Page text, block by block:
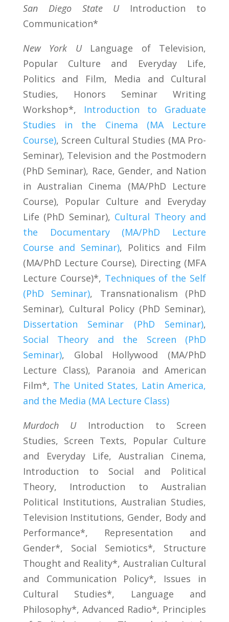
San Diego State UIntroduction to
Communication*
New York U Language of Television,
Popular Culture and Everyday Life,
Politics and Film, Media and Cultural
Studies, Honors Seminar Writing
Workshop*, Introduction to Graduate
Studies in the Cinema (MA Lecture
Course), Screen Cultural Studies (MA Pro-
Seminar), Television and the Postmodern
(PhD Seminar), Race, Gender, and Nation
in Australian Cinema (MA/PhD Lecture
Course), Popular Culture and Everyday
Life (PhD Seminar), Cultural Theory and
the Documentary (MA/PhD Lecture
Course and Seminar), Politics and Film
(MA/PhD Lecture Course), Directing (MFA
Lecture Course)*, Techniques of the Self
(PhD Seminar), Transnationalism (PhD
Seminar), Cultural Policy (PhD Seminar),
Dissertation Seminar (PhD Seminar),
Social Theory and the Screen (PhD
Seminar), Global Hollywood (MA/PhD
Lecture Class), Paranoia and American
Film*, The United States, Latin America,
and the Media (MA Lecture Class)
Murdoch UIntroduction to Screen
Studies, Screen Texts, Popular Culture
and Everyday Life, Australian Cinema,
Introduction to Social and Political
Theory, Introduction to Australian
Political Institutions, Australian Studies,
Television Institutions, Gender, Body and
Performance*, Representation and
Gender*, Social Semiotics*, Structure
Thought and Reality*, Australian Cultural
and Communication Policy*, Issues in
Cultural Studies*, Language and
Philosophy*, Advanced Radio*, Principles